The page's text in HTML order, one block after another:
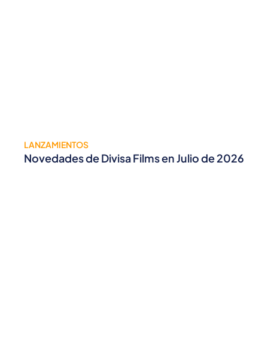
LANZAMIENTOS
Novedades de Divisa Films en Julio de 2026